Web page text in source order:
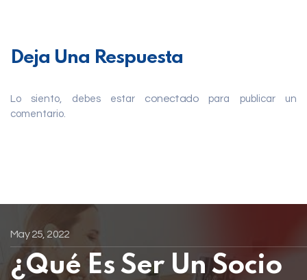
Deja Una Respuesta
Lo siento, debes estar conectadopara publicar un
comentario.
May 25, 2022
¿Qué Es Ser Un Socio